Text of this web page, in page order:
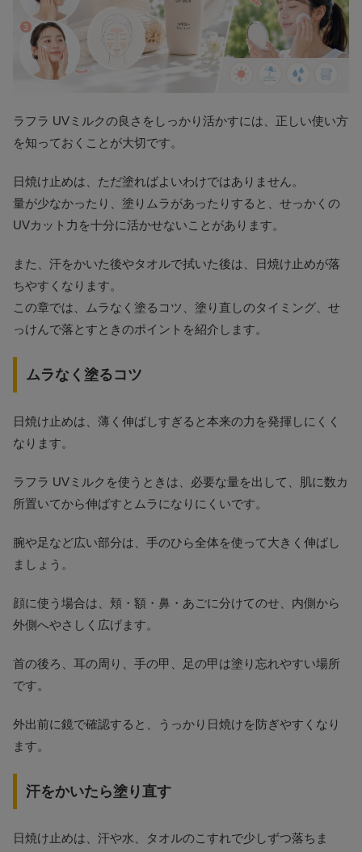
ラフラ UVミルクの良さをしっかり活かすには、正しい使い方
を知っておくことが大切です。
日焼け止めは、ただ塗ればよいわけではありません。
量が少なかったり、塗りムラがあったりすると、せっかくの
UVカット力を十分に活かせないことがあります。
また、汗をかいた後やタオルで拭いた後は、日焼け止めが落
ちやすくなります。
この章では、ムラなく塗るコツ、塗り直しのタイミング、せ
っけんで落とすときのポイントを紹介します。
ムラなく塗るコツ
日焼け止めは、薄く伸ばしすぎると本来の力を発揮しにくく
なります。
ラフラ UVミルクを使うときは、必要な量を出して、肌に数カ
所置いてから伸ばすとムラになりにくいです。
腕や足など広い部分は、手のひら全体を使って大きく伸ばし
ましょう。
顔に使う場合は、頬・額・鼻・あごに分けてのせ、内側から
外側へやさしく広げます。
首の後ろ、耳の周り、手の甲、足の甲は塗り忘れやすい場所
です。
外出前に鏡で確認すると、うっかり日焼けを防ぎやすくなり
ます。
汗をかいたら塗り直す
日焼け止めは、汗や水、タオルのこすれで少しずつ落ちま